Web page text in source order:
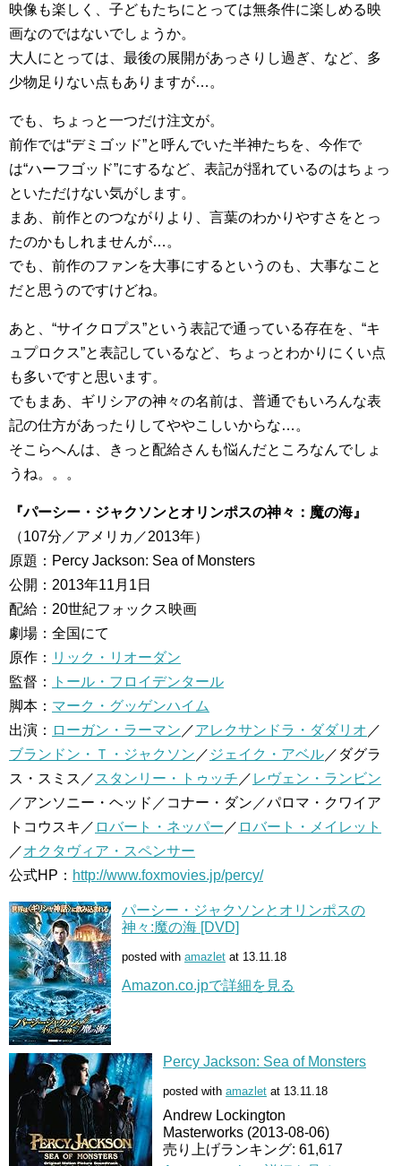
映像も楽しく、子どもたちにとっては無条件に楽しめる映
画なのではないでしょうか。
大人にとっては、最後の展開があっさりし過ぎ、など、多
少物足りない点もありますが…。
でも、ちょっと一つだけ注文が。
前作では“デミゴッド”と呼んでいた半神たちを、今作で
は“ハーフゴッド”にするなど、表記が揺れているのはちょっ
といただけない気がします。
まあ、前作とのつながりより、言葉のわかりやすさをとっ
たのかもしれませんが…。
でも、前作のファンを大事にするというのも、大事なこと
だと思うのですけどね。
あと、“サイクロプス”という表記で通っている存在を、“キ
ュプロクス”と表記しているなど、ちょっとわかりにくい点
も多いですと思います。
でもまあ、ギリシアの神々の名前は、普通でもいろんな表
記の仕方があったりしてややこしいからな…。
そこらへんは、きっと配給さんも悩んだところなんでしょ
うね。。。
『パーシー・ジャクソンとオリンポスの神々：魔の海』
（107分／アメリカ／2013年）
原題：Percy Jackson: Sea of Monsters
公開：2013年11月1日
配給：20世紀フォックス映画
劇場：全国にて
原作： リック・リオーダン
監督：
トール・フロイデンタール
脚本： マーク・グッゲンハイム
出演： ローガン・ラーマン ／アレクサンドラ・ダダリオ ／
ブランドン・Ｔ・ジャクソン ／ ジェイク・アベル／ダグラ
ス・スミス／ スタンリー・トゥッチ ／ レヴェン・ランビン
／アンソニー・ヘッド／コナー・ダン／パロマ・クワイア
トコウスキ／ ロバート・ネッパー ／ ロバート・メイレット
／オクタヴィア・スペンサー
公式HP： http://www.foxmovies.jp/percy/
パーシー・ジャクソンとオリンポスの
神々:魔の海 [DVD]
posted with amazlet at 13.11.18
Amazon.co.jpで詳細を見る
Percy Jackson: Sea of Monsters
posted with amazlet at 13.11.18
Andrew Lockington
Masterworks (2013-08-06)
売り上げランキング: 61,617